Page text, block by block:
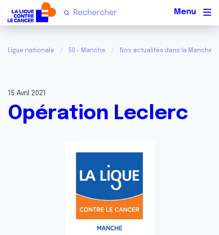
Ligue nationale 50 - Manche Nos actualités dans la Manche
15 Avril 2021
Opération Leclerc